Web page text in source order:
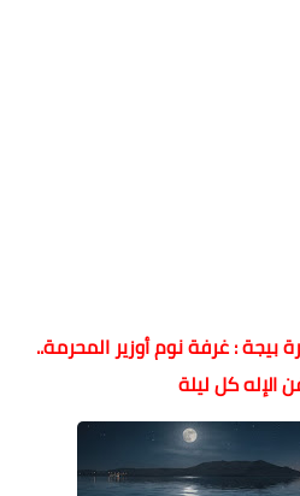
بيجة : غرفة نوم أوزير المحرمة..
الإله كل ليلة